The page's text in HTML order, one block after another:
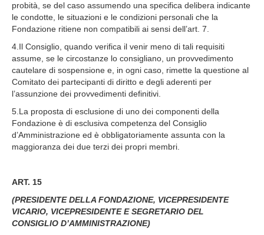
probità, se del caso assumendo una specifica delibera indicante
le condotte, le situazioni e le condizioni personali che la
Fondazione ritiene non compatibili ai sensi dell’art. 7.
4.Il Consiglio, quando verifica il venir meno di tali requisiti
assume, se le circostanze lo consigliano, un provvedimento
cautelare di sospensione e, in ogni caso, rimette la questione al
Comitato dei partecipanti di diritto e degli aderenti per
l’assunzione dei provvedimenti definitivi.
5.La proposta di esclusione di uno dei componenti della
Fondazione è di esclusiva competenza del Consiglio
d’Amministrazione ed è obbligatoriamente assunta con la
maggioranza dei due terzi dei propri membri.
ART. 15
(PRESIDENTE DELLA FONDAZIONE, VICEPRESIDENTE
VICARIO, VICEPRESIDENTE E SEGRETARIO DEL
CONSIGLIO D’AMMINISTRAZIONE)